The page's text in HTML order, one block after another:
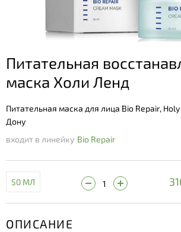
Питательная
маска Холи Ленд
Питательная маска для лица Bio Repair,
Дону
входит в линейку Bio Repair
50 МЛ
ОПИСАНИЕ